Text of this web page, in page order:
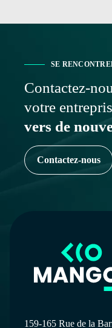
SE
Contactez-
votre
vers de
Contactez-nous
159-165 Rue de la